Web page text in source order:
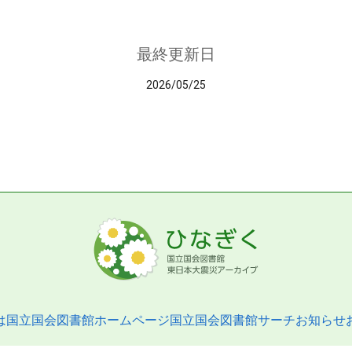
最終更新日
2026/05/25
国立国会図書館ホームページ国立国会図書館サーチお知らせ